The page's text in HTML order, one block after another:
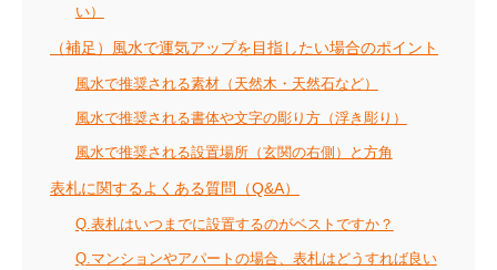
い）
（補足）風水で運気アップを目指したい場合のポイント
風水で推奨される素材（天然木・天然石など）
風水で推奨される書体や文字の彫り方（浮き彫り）
風水で推奨される設置場所（玄関の右側）と方角
表札に関するよくある質問（Q&A）
Q.表札はいつまでに設置するのがベストですか？
Q.マンションやアパートの場合、表札はどうすれば良い